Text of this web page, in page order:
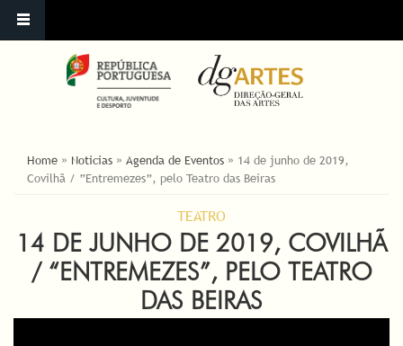
YOU ARE HERE
Home » Noticias » Agenda de Eventos » 14 de junho de 2019,
Covilhã / “Entremezes”, pelo Teatro das Beiras
TEATRO
14 DE JUNHO DE 2019, COVILHÃ
/ “ENTREMEZES”, PELO TEATRO
DAS BEIRAS